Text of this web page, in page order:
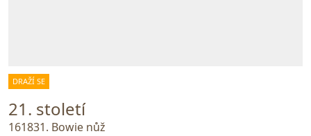
DRAŽÍ SE
21. století
161831. Bowie nůž